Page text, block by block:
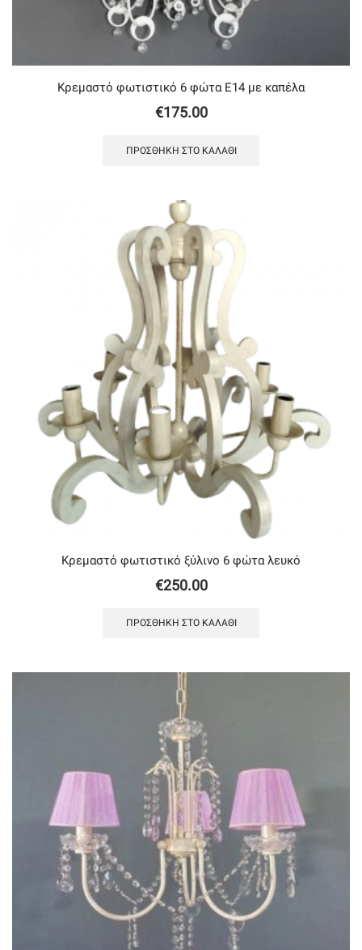
Κρεμαστό φωτιστικό 6 φώτα Ε14 με καπέλα
€175.00
ΠΡΟΣΘΉΚΗ ΣΤΟ ΚΑΛΆΘΙ
Κρεμαστό φωτιστικό ξύλινο 6 φώτα λευκό
€250.00
ΠΡΟΣΘΉΚΗ ΣΤΟ ΚΑΛΆΘΙ